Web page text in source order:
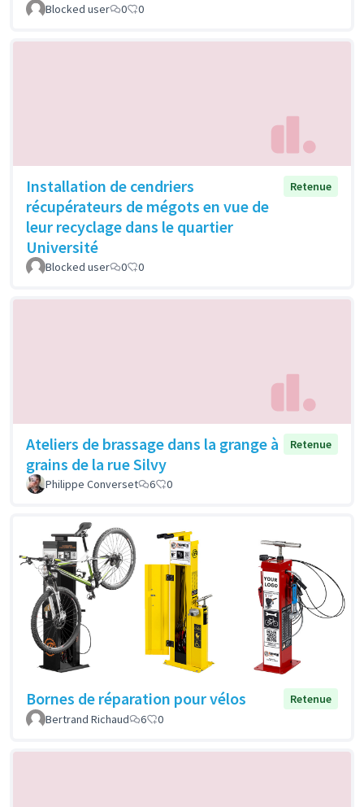
Blocked user 0 0
Installation de cendriers
récupérateurs de mégots en vue de
leur recyclage dans le quartier
Université
Retenue
Blocked user 0 0
Ateliers de brassage dans la grange à
grains de la rue Silvy
Retenue
Philippe Converset 6 0
Bornes de réparation pour vélos
Retenue
Bertrand Richaud
6 0